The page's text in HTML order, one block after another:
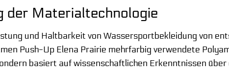
der Materialtechnologie
und Haltbarkeit von Wassersportbekleidung von
Push-Up Elena Prairie mehrfarbig verwendete
basiert auf wissenschaftlichen Erkenntnissen über